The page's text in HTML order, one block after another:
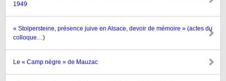
1949
« Stolpersteine, présence juive en Alsace, devoir de mémoire » (actes du
colloque…)
Le « Camp nègre » de Mauzac